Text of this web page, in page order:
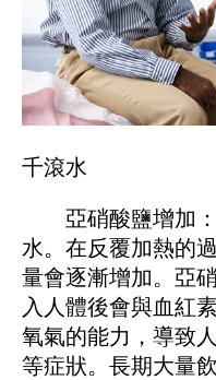
千滾水
亞硝酸鹽增加：
水。在反覆加熱的
量會逐漸增加。亞
入人體後會與血紅
氧氣的能力，導致
等症狀。長期大量